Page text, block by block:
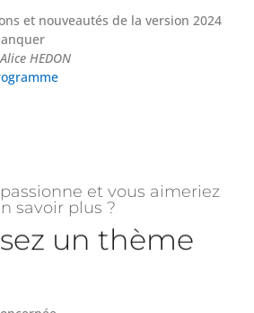
et nouveautés de la version 2024
HEDON
et vous aimeriez
savoir plus ?
un thème